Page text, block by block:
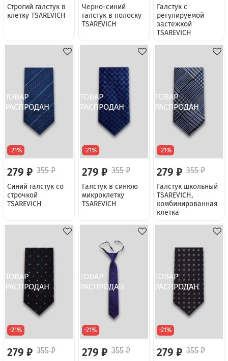
Строгий галстук в
клетку TSAREVICH
Черно-синий
галстук в полоску
TSAREVICH
Галстук с
регулируемой
застежкой
TSAREVICH
-21%
279 ₽ 355 ₽
Синий галстук со
строчкой
TSAREVICH
-21%
279 ₽ 355 ₽
Галстук в синюю
микроклетку
TSAREVICH
-21%
279 ₽ 355 ₽
Галстук школьный
TSAREVICH,
комбинированная
клетка
-21%
279 ₽ 355 ₽
-21%
279 ₽ 355 ₽
-21%
279 ₽ 355 ₽